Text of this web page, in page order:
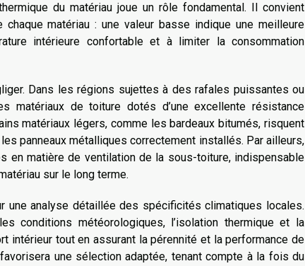
du matériau joue un rôle fondamental. Il convient
matériau : une valeur basse indique une meilleure
intérieure confortable et à limiter la consommation
Dans les régions sujettes à des rafales puissantes ou
matériaux de toiture dotés d’une excellente résistance
matériaux légers, comme les bardeaux bitumés, risquent
panneaux métalliques correctement installés. Par ailleurs,
en matière de ventilation de la sous-toiture, indispensable
sur le long terme.
une analyse détaillée des spécificités climatiques locales.
conditions météorologiques, l’isolation thermique et la
intérieur tout en assurant la pérennité et la performance de
une sélection adaptée, tenant compte à la fois du